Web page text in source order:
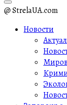
@ StrelaUA.com
Новости